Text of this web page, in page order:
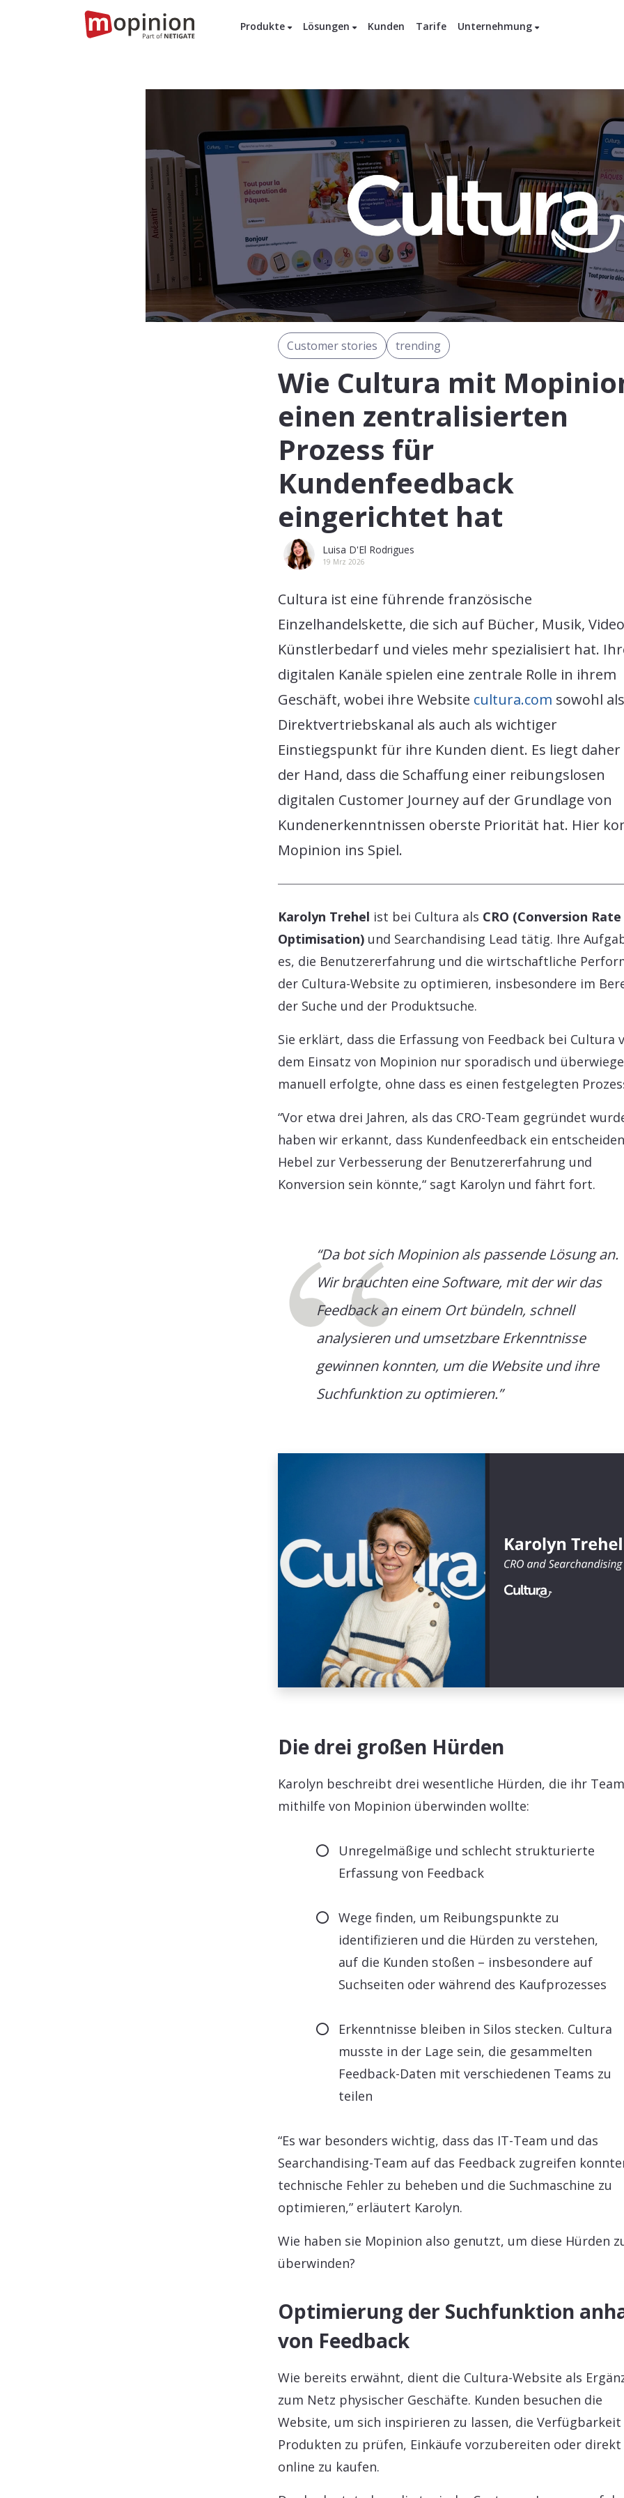
Produkte Lösungen Kunden Tarife Unternehmung
Customer stories trending
Wie Cultura mit
einen zentralisierten
Prozess für
Kundenfeedback
eingerichtet hat
Luisa D'El Rodrigues
19 Mrz 2026
Cultura ist eine führende französische
Einzelhandelskette, die sich auf Bücher, Musik,
Künstlerbedarf und vieles mehr spezialisiert hat.
digitalen Kanäle spielen eine zentrale Rolle in ihrem
Geschäft, wobei ihre Website cultura.com sowohl als
Direktvertriebskanal als auch als wichtiger
Einstiegspunkt für ihre Kunden dient. Es liegt
der Hand, dass die Schaffung einer reibungslosen
digitalen Customer Journey auf der Grundlage von
Kundenerkenntnissen oberste Priorität hat. Hier
Mopinion ins Spiel.
Karolyn Trehel ist bei Cultura als CRO (Conversion Rate
Optimisation) und Searchandising Lead tätig. Ihre
es, die Benutzererfahrung und die wirtschaftliche
der Cultura-Website zu optimieren, insbesondere im
der Suche und der Produktsuche.
Sie erklärt, dass die Erfassung von Feedback bei Cultura
dem Einsatz von Mopinion nur sporadisch und
manuell erfolgte, ohne dass es einen festgelegten
“Vor etwa drei Jahren, als das CRO-Team gegründet
haben wir erkannt, dass Kundenfeedback ein
Hebel zur Verbesserung der Benutzererfahrung und
Konversion sein könnte,“ sagt Karolyn und fährt fort.
“Da bot sich Mopinion als passende Lösung an.
Wir brauchten eine Software, mit der wir das
Feedback an einem Ort bündeln, schnell
analysieren und umsetzbare Erkenntnisse
gewinnen konnten, um die Website und ihre
Suchfunktion zu optimieren.”
Die drei großen Hürden
Karolyn beschreibt drei wesentliche Hürden, die ihr Team
mithilfe von Mopinion überwinden wollte:
Unregelmäßige und schlecht strukturierte
Erfassung von Feedback
Wege finden, um Reibungspunkte zu
identifizieren und die Hürden zu verstehen,
auf die Kunden stoßen – insbesondere auf
Suchseiten oder während des Kaufprozesses
Erkenntnisse bleiben in Silos stecken. Cultura
musste in der Lage sein, die gesammelten
Feedback-Daten mit verschiedenen Teams zu
teilen
“Es war besonders wichtig, dass das IT-Team und das
Searchandising-Team auf das Feedback zugreifen
technische Fehler zu beheben und die Suchmaschine zu
optimieren,” erläutert Karolyn.
Wie haben sie Mopinion also genutzt, um diese Hürden
überwinden?
Optimierung der Suchfunktion
von Feedback
Wie bereits erwähnt, dient die Cultura-Website als
zum Netz physischer Geschäfte. Kunden besuchen die
Website, um sich inspirieren zu lassen, die Verfügbarkeit
Produkten zu prüfen, Einkäufe vorzubereiten oder direkt
online zu kaufen.